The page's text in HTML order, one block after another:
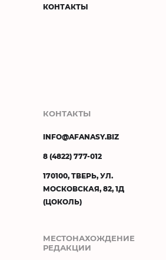
КОНТАКТЫ
КОНТАКТЫ
INFO@AFANASY.BIZ
8 (4822) 777-012
170100, ТВЕРЬ, УЛ.
МОСКОВСКАЯ, 82, 1Д
(ЦОКОЛЬ)
МЕСТОНАХОЖДЕНИЕ
РЕДАКЦИИ